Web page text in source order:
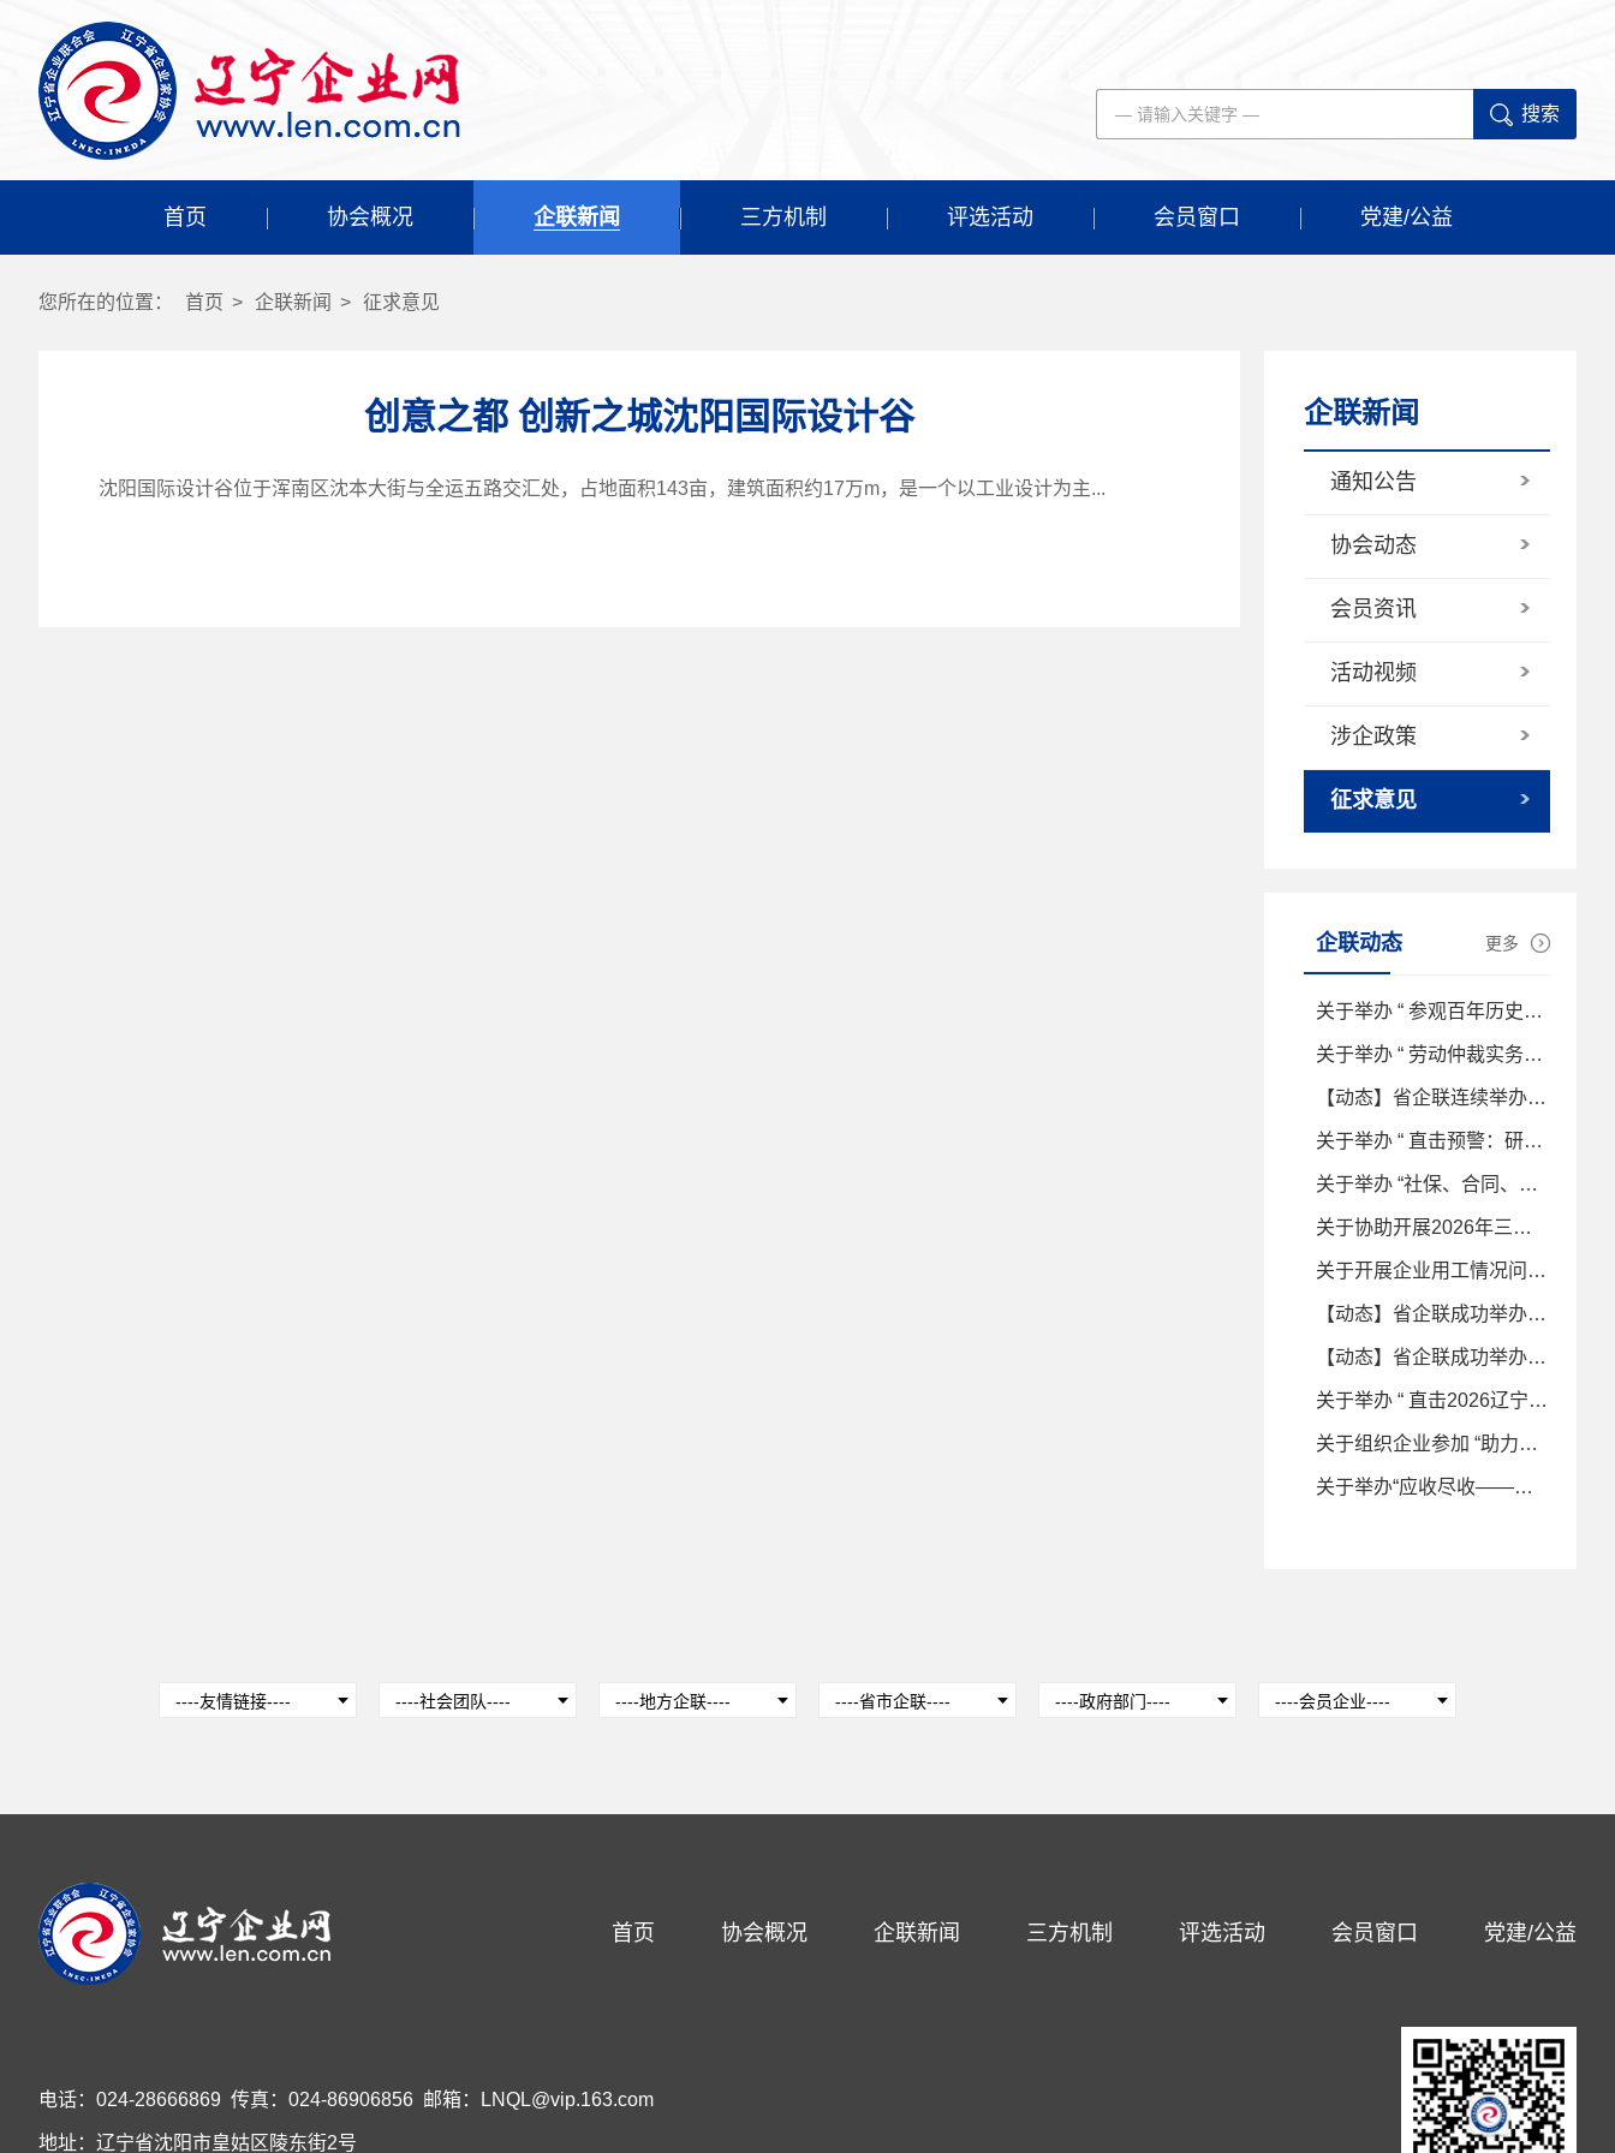
搜索
首页 协会概况 企联新闻 三方机制 评选活动 会员窗口 党建/公益
您所在的位置： 首页 > 企联新闻 > 征求意见
创意之都 创新之城沈阳国际设计谷
沈阳国际设计谷位于浑南区沈本大街与全运五路交汇处，占地面积143亩，建筑面积约17万m，是一个以工业设计为主...
企联新闻
通知公告
协会动态
会员资讯
活动视频
涉企政策
征求意见
企联动态 更多
关于举办 “ 参观百年历史建筑——东北红色金融史料馆 ” 党建联建活动的通知
关于举办 “ 劳动仲裁实务应对与用工合规风险防控及AI时代敏捷组织建设 ” 专题培训的通知
【动态】省企联连续举办两场财税合规专题培训——助力企业筑牢税务安全防线
关于举办 “ 直击预警：研发加计扣除证据链搭建与八大涉税风险解析 ” 专题培训的通知
关于举办 “社保、合同、股权 ‘法税同审’ 下企业关键事项的税务合规重塑” 专题培训的通知
关于协助开展2026年三季度企业经营情况预期线上问卷调查的函
关于开展企业用工情况问卷调研的函
【动态】省企联成功举办“应收尽收——税务稽查新理念与 企业风险应对策略”专题培训
【动态】省企联成功举办“直击2026辽宁税务 稽查重点与应对”专题培训
关于举办 “ 直击2026辽宁税务稽查重点与应对 ” 专题培训的通知
关于组织企业参加 “助力振兴 商协同行” 走进佳木斯产业合作对接活动的通知
关于举办“应收尽收——税务稽查新理念与企业风险应对策略”专题培训的通知
首页 协会概况 企联新闻 三方机制 评选活动 会员窗口 党建/公益
电话：024-28666869 传真：024-86906856 邮箱：LNQL@vip.163.com
地址：辽宁省沈阳市皇姑区陵东街2号